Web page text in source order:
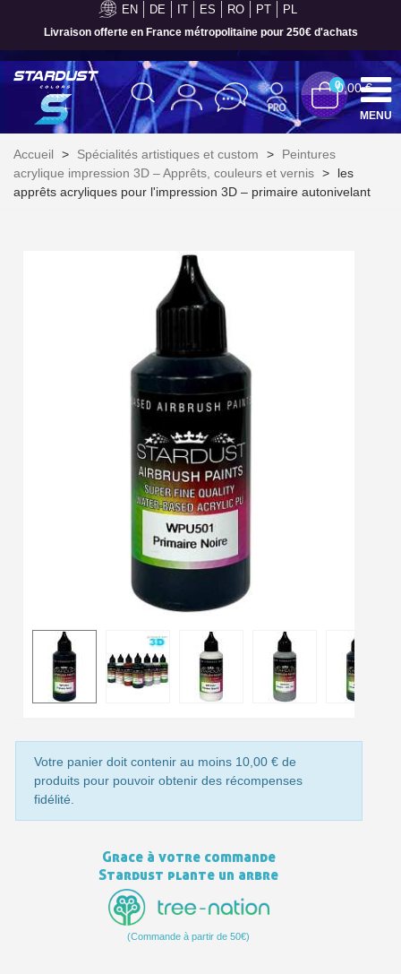
EN DE IT ES RO PT PL
Paiement en 4x sans frais dès 30€ d'achats
Inscription à la newsletter : 5€ de réduction
Livraison sous 24 h en France Métropolitaine
Livraison offerte en France métropolitaine pour 250€ d'achats
Paiement en 4x sans frais dès 30€ d'achats
Votre devis en ligne en moins d'1 minute
Partagez vos créations et obtenez des bons d'achat
Gagnez des points de fidélité à chaque commande
Retour produits sous 14 jours
Réduction de 5€ sur la première commande
10€ de bon d'achat pour chaque parrainage
Inscription à la newsletter : 5€ de réduction
Livraison sous 24 h en France Métropolitaine
Livraison offerte en France métropolitaine pour 250€ d'achats
Partagez vos créations et obtenez des bons d'achat
Gagnez des points de fidélité à chaque commande
Livraison sous 24 h en France Métropolitaine
00,00 €
MENU
Accueil > Spécialités artistiques et custom >
Peintures
acrylique impression 3D – Apprêts, couleurs et vernis >
les
apprêts acryliques pour l'impression 3D – primaire autonivelant
Votre panier doit contenir au moins 10,00 € de
produits pour pouvoir obtenir des récompenses
fidélité.
Grace à votre commande
Stardust plante un arbre
(Commande à partir de 50€)